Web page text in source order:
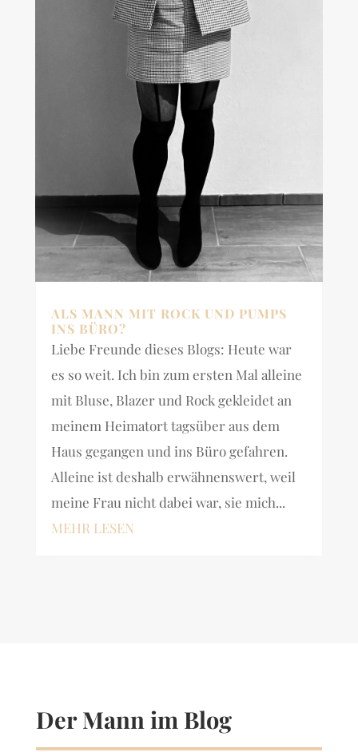
ALS MANN MIT ROCK UND PUMPS
INS BÜRO?
Liebe Freunde dieses Blogs: Heute war
es so weit. Ich bin zum ersten Mal alleine
mit Bluse, Blazer und Rock gekleidet an
meinem Heimatort tagsüber aus dem
Haus gegangen und ins Büro gefahren.
Alleine ist deshalb erwähnenswert, weil
meine Frau nicht dabei war, sie mich...
MEHR LESEN
Der Mann im Blog